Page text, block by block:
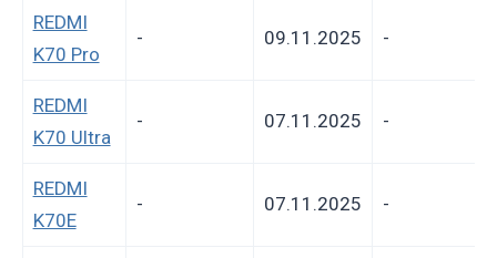
REDMI
K70 Pro
- 09.11.2025 -
REDMI
K70 Ultra
- 07.11.2025 -
REDMI
K70E
- 07.11.2025 -